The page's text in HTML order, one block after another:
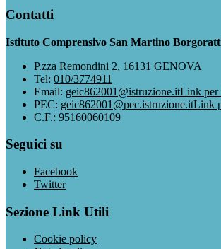
Contatti
Istituto Comprensivo San Martino
P.zza Remondini 2, 16131 GENOVA
Tel: 010/3774911
Email: geic862001@istruzione.itLink per
PEC: geic862001@pec.istruzione.itLink
C.F.: 95160060109
Seguici su
Facebook
Twitter
Sezione Link Utili
Cookie policy